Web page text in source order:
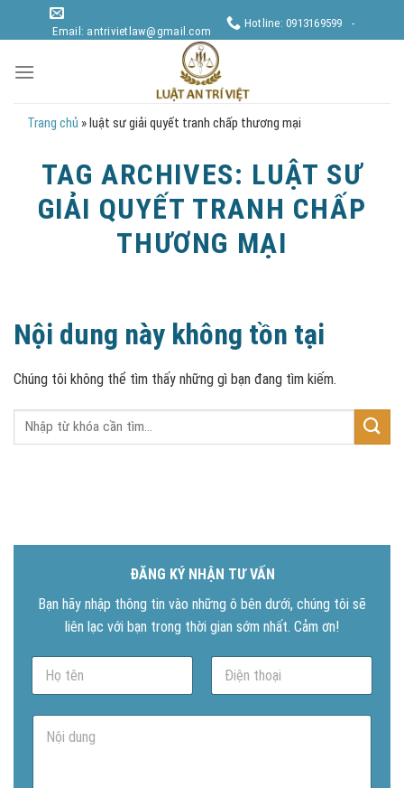
Email: antrivietlaw@gmail.com
Hotline: 0913169599 -
Trang chủ »luật sư giải quyết tranh chấp thương mại
TAG ARCHIVES: LUẬT SƯ
GIẢI QUYẾT TRANH CHẤP
THƯƠNG MẠI
Nội dung này không tồn tại
Chúng tôi không thể tìm thấy những gì bạn đang tìm kiếm.
ĐĂNG KÝ NHẬN TƯ VẤN
Bạn hãy nhập thông tin vào những ô bên dưới, chúng tôi sẽ
liên lạc với bạn trong thời gian sớm nhất. Cảm ơn!
N
m
e
P
o
n
N